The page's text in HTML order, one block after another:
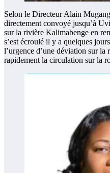
Selon le Directeur Alain
directement convoyé jusqu’à
sur la rivière Kalimabenge en
s’est écroulé il y a quelques
l’urgence d’une déviation sur
rapidement la circulation sur la